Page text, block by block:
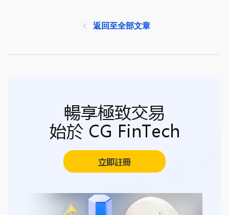
返回至全部文章
暢享極致交易
始於 CG FinTech
立即註冊